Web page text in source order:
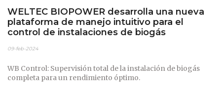
WELTEC BIOPOWER desarrolla una nueva
plataforma de manejo intuitivo para el
control de instalaciones de biogás
09-feb-2024
WB Control: Supervisión total de la instalación de biogás
completa para un rendimiento óptimo.